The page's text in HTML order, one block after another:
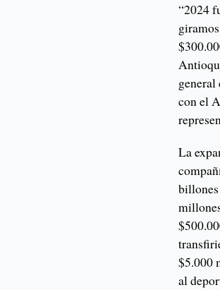
“2024
con el
La
billones
$5.000
al